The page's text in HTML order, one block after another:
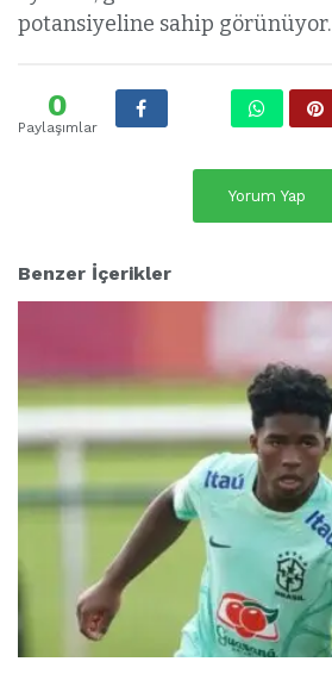
potansiyeline sahip görünüyor.
0
Paylaşımlar
Yorum Yap
Benzer İçerikler